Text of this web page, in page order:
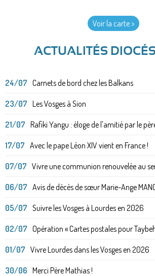
Voir la carte >
ACTUALITÉS
24/07 Carnets de bord chez les Balkans
23/07 Les Vosges à Sion
21/07 Rafiki Yangu : éloge de l'amitié par le
17/07 Avec le pape Léon XIV vient en France !
07/07 Vivre une communion renouvelée au
06/07 Avis de décès de sœur Marie-Ange
05/07 Suivre les Vosges à Lourdes en 2026
02/07 Opération « Cartes postales pour
01/07 Vivre Lourdes dans les Vosges en 2026
30/06 Merci Père Mathias !